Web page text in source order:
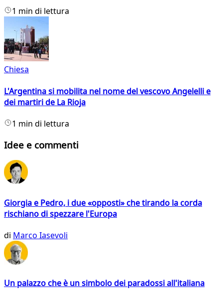
1 min di lettura
Chiesa
L'Argentina si mobilita nel nome del vescovo Angelelli e
dei martiri de La Rioja
1 min di lettura
Idee e commenti
Giorgia e Pedro, i due «opposti» che tirando la corda
rischiano di spezzare l'Europa
di Marco Iasevoli
Un palazzo che è un simbolo dei paradossi all'italiana